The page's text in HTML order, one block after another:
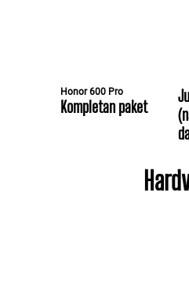
Honor 600 Pro
Kompletan paket